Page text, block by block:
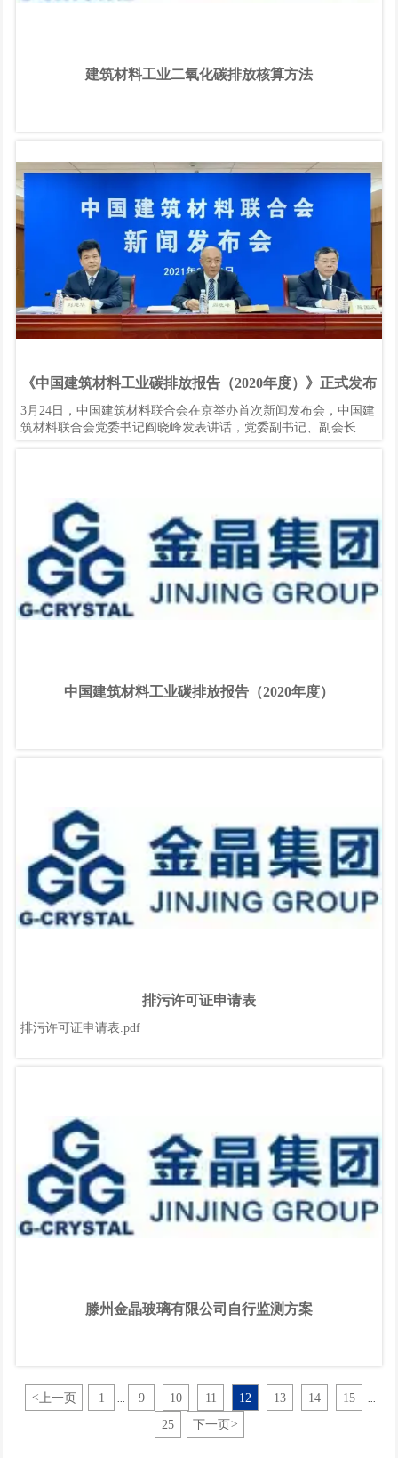
建筑材料工业二氧化碳排放核算方法
《中国建筑材料工业碳排放报告（2020年度）》正式发布
3月24日，中国建筑材料联合会在京举办首次新闻发布会，中国建
筑材料联合会党委书记阎晓峰发表讲话，党委副书记、副会长陈
中国建筑材料工业碳排放报告（2020年度）
排污许可证申请表
排污许可证申请表.pdf
滕州金晶玻璃有限公司自行监测方案
<上一页 1 ... 9 10 11 12 13 14 15 ...
25 下一页 >